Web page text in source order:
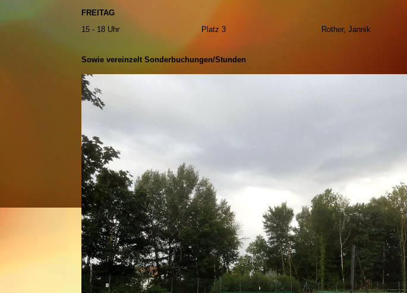
FREITAG
15 - 18 Uhr
Platz 3 Rother, Jannik
Sowie vereinzelt Sonderbuchungen/Stunden